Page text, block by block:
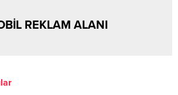
REKLAM ALANI